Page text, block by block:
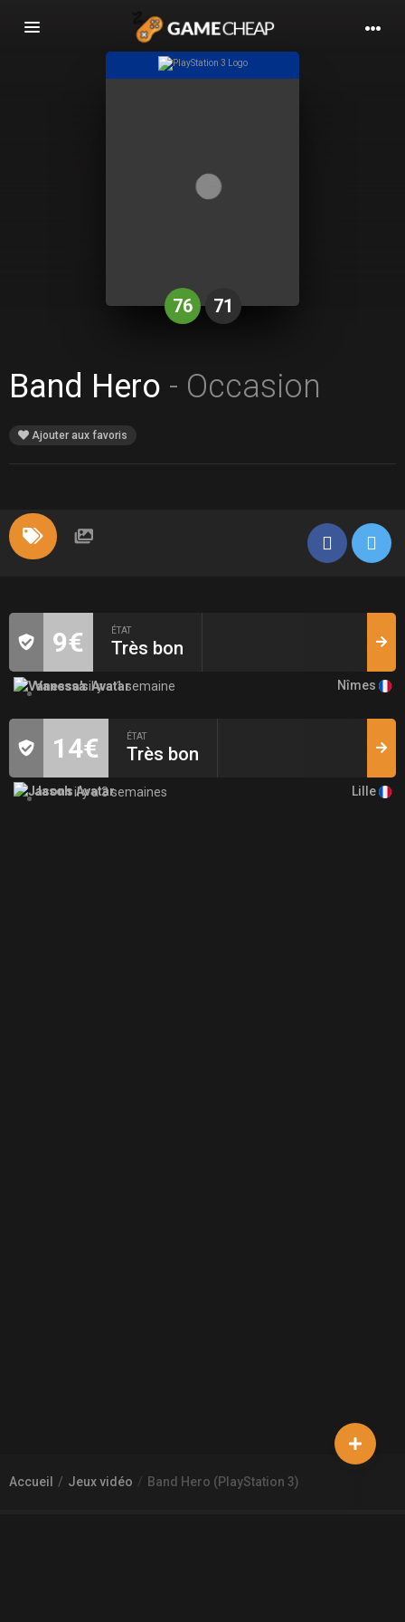
Basculer
76 71
Band Hero - Occasion
Ajouter aux favoris
9€ ÉTAT
Très bon
Vanessail y a 1 semaine Nîmes
14€ ÉTAT
Très bon
Jasonil y a 3 semaines Lille
Accueil Jeux vidéo Band Hero (PlayStation 3)